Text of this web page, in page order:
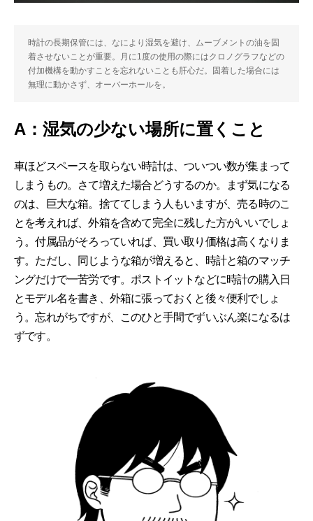
時計の長期保管には、なにより湿気を避け、ムーブメントの油を固
着させないことが重要。月に1度の使用の際にはクロノグラフなどの
付加機構を動かすことを忘れないことも肝心だ。固着した場合には
無理に動かさず、オーバーホールを。
A：湿気の少ない場所に置くこと
車ほどスペースを取らない時計は、ついつい数が集まって
しまうもの。さて増えた場合どうするのか。まず気になる
のは、巨大な箱。捨ててしまう人もいますが、売る時のこ
とを考えれば、外箱を含めて完全に残した方がいいでしょ
う。付属品がそろっていれば、買い取り価格は高くなりま
す。ただし、同じような箱が増えると、時計と箱のマッチ
ングだけで一苦労です。ポストイットなどに時計の購入日
とモデル名を書き、外箱に張っておくと後々便利でしょ
う。忘れがちですが、このひと手間でずいぶん楽になるは
ずです。